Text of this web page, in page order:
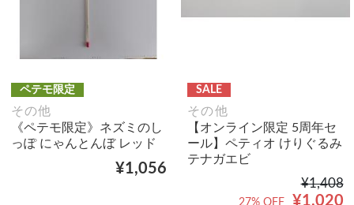
ペテモ限定
その他
《ペテモ限定》ネズミのし
っぽ にゃんとんぼ レッド
¥1,056
SALE
その他
【オンライン限定 5周年セ
ール】ペティオ けりぐるみ
テナガエビ
¥1,408
¥1,020
27% OFF